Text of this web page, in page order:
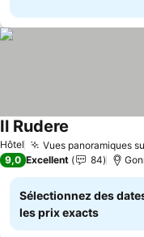
Hôtel Vues panoramiques
Il Rudere
9,0 Excellent 84
Sélectionnez des
les prix exacts